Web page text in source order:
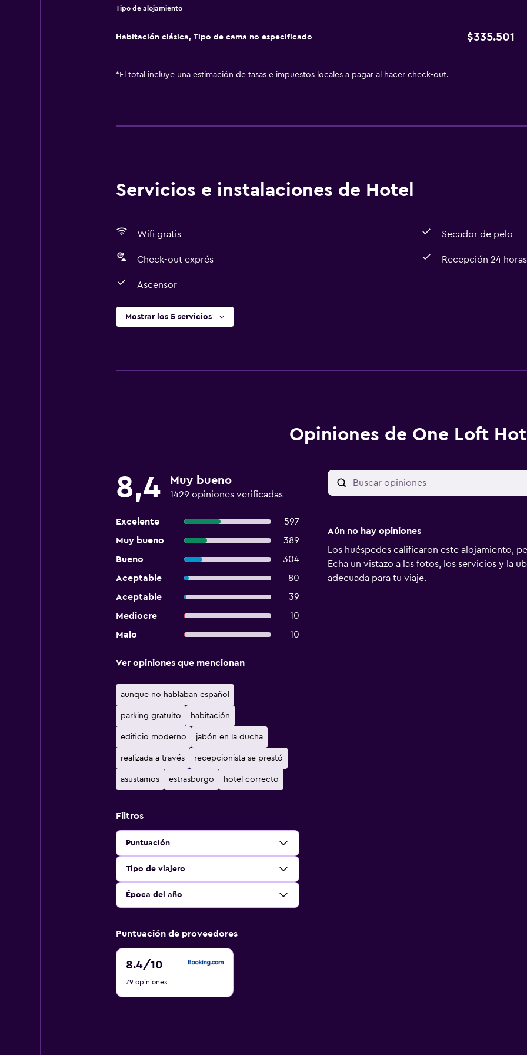
principales Se proporciona gel para manos gratis a los huéspedes Se implementan medidas
Check-in sin contacto disponible El establecimiento asegura que está implementando
deja pasar un tiempo entre cada nueva estadía 24 horas Las sábanas y toallas se lavan a una
Tipo de alojamiento
Habitación clásica, Tipo de cama no especificado $335.501
* El total incluye una estimación de tasas e impuestos locales a pagar al hacer check-out.
Servicios e instalaciones de Hotel
Wifi gratis Secador de pelo
Check-out exprés Recepción 24 horas
Ascensor
Mostrar los 5 servicios
Opiniones de One Loft
8,4 Muy bueno
1429 opiniones verificadas
Excelente
597
Muy bueno
389
Bueno
304
Aceptable
80
Aceptable
39
Mediocre
10
Malo
10
Ver opiniones que mencionan
aunque no hablaban español
parking gratuito habitación
edificio moderno jabón en la ducha
realizada a través recepcionista se prestó
asustamos estrasburgo hotel correcto
Filtros
Puntuación
Tipo de viajero
Época del año
Puntuación de proveedores
8.4/10
8.4
10
79 opiniones
Aún no hay opiniones
Los huéspedes calificaron este alojamiento,
Echa un vistazo a las fotos, los servicios y la
adecuada para tu viaje.